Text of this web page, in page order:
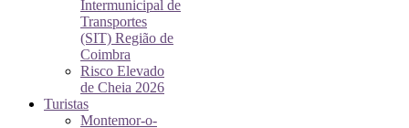
Intermunicipal de
Transportes
(SIT) Região de
Coimbra
Risco Elevado
de Cheia 2026
Turistas
Montemor-o-